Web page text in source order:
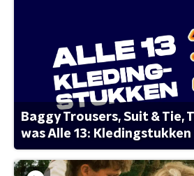
Baggy Trousers, Suit & Tie,
was Alle 13: Kledingstukken